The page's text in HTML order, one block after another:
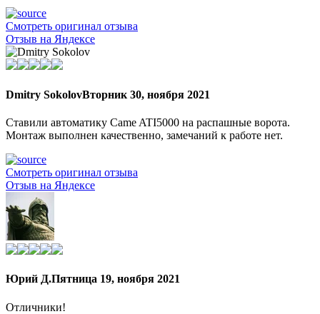
Смотреть оригинал отзыва
Отзыв на Яндексе
Dmitry SokolovВторник 30, ноября 2021
Ставили автоматику Came ATI5000 на распашные ворота.
Монтаж выполнен качественно, замечаний к работе нет.
Смотреть оригинал отзыва
Отзыв на Яндексе
Юрий Д.Пятница 19, ноября 2021
Отличники!